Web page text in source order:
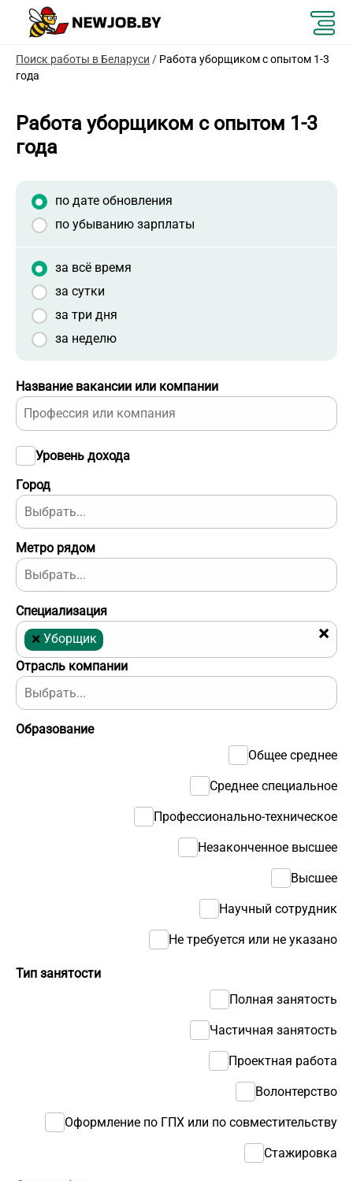
Поиск работы в Беларуси / Работа уборщиком с опытом 1-3
года
Работа уборщиком с опытом 1-3
года
Отрасль компании
Название вакансии или компании
Тип занятости
Полная занятость
Частичная занятость
Проектная работа
Волонтерство
Оформление по ГПХ или по совместительству
Стажировка
Город
Уровень дохода
Образование
Общее среднее
Среднее специальное
Профессионально-техническое
Незаконченное высшее
Высшее
Научный сотрудник
Не требуется или не указано
Метро рядом
по дате обновления
по убыванию зарплаты
за всё время
за сутки
за три дня
за неделю
Специализация
×
× Уборщик